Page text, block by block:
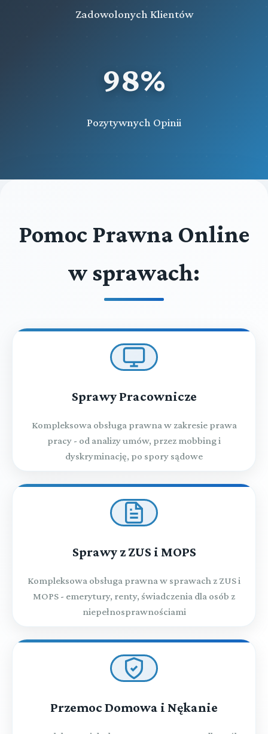
Zadowolonych Klientów
98%
Pozytywnych Opinii
Pomoc Prawna Online
w sprawach:
Sprawy Pracownicze
Kompleksowa obsługa prawna w zakresie prawa
pracy - od analizy umów, przez mobbing i
dyskryminację, po spory sądowe
Sprawy z ZUS i MOPS
Kompleksowa obsługa prawna w sprawach z ZUS i
MOPS - emerytury, renty, świadczenia dla osób z
niepełnosprawnościami
Przemoc Domowa i Nękanie